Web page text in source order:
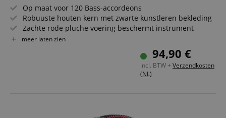
Op maat voor 120 Bass-accordeons
Robuuste houten kern met zwarte kunstleren bekleding
Zachte rode pluche voering beschermt instrument
Afsluitbare hardcase inclusief sleutel
Italiaanse vervaardiging voor betrouwbare kwaliteit
Stevige transportcase voor podium, repetitie en opslag
meer laten zien
94,90 €
incl. BTW + Verzendkosten
(NL)